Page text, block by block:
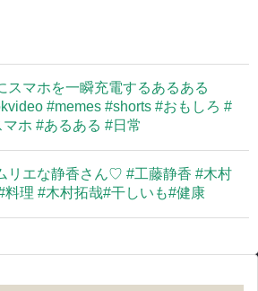
スマホを一瞬充電するあるある
#memes #shorts #おもしろ #
ホ #あるある #日常
リエな静香さん♡ #工藤静香 #木村
料理 #木村拓哉#干しいも#健康